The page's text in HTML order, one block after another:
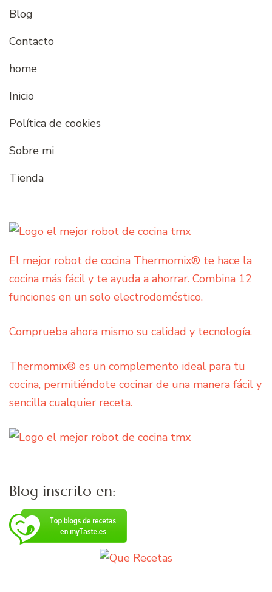
Blog
Contacto
home
Inicio
Política de cookies
Sobre mi
Tienda
El mejor robot de cocina Thermomix® te hace la
cocina más fácil y te ayuda a ahorrar. Combina 12
funciones en un solo electrodoméstico.
Comprueba ahora mismo su calidad y tecnología.
Thermomix® es un complemento ideal para tu
cocina, permitiéndote cocinar de una manera fácil y
sencilla cualquier receta.
Blog inscrito en: